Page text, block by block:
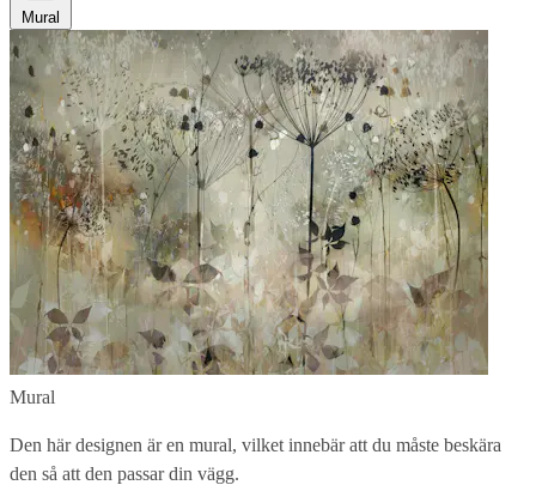
Mural
Mural
Den här designen är en mural, vilket innebär att du måste beskära
den så att den passar din vägg.